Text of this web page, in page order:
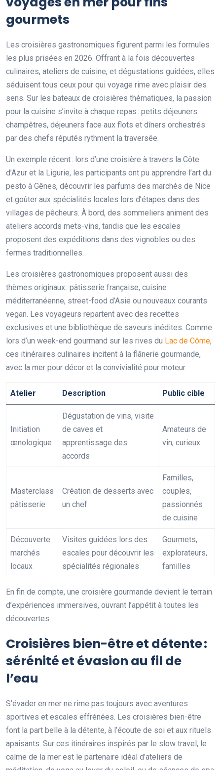
gourmets
Les croisières gastronomiques figurent parmi les formules
les plus prisées en 2026. Offrant à la fois découvertes
culinaires, ateliers de cuisine, et dégustations guidées, elles
séduisent tous ceux pour qui voyage rime avec plaisir des
sens. Sur les bateaux de croisières thématiques, la passion
pour la cuisine s’invite à chaque repas : petits déjeuners
champêtres, déjeuners face aux flots et dîners orchestrés
par des chefs réputés rythment la traversée.
Un exemple récent : lors d’une croisière à travers la Côte
d’Azur et la Ligurie, les participants ont pu apprendre l’art du
pesto à Gênes, découvrir les parfums des marchés de Nice
et goûter aux spécialités locales lors d’étapes dans des
villages de pêcheurs. À bord, des sommeliers animent des
ateliers accords mets-vins, tandis que les escales
proposent des expéditions dans des vignobles ou des
fermes traditionnelles.
Les croisières gastronomiques proposent aussi des
thèmes originaux : pâtisserie française, cuisine
méditerranéenne, street-food d’Asie ou nouveaux courants
vegan. Les voyageurs repartent avec des recettes
exclusives et une bibliothèque de saveurs inédites. Comme
lors d’un week-end gourmand sur les rives du Lac de Côme,
ces itinéraires culinaires incitent à la flânerie gourmande,
avec la mer pour décor et la convivialité pour moteur.
Atelier Description Public cible
Initiation
œnologique
Dégustation de vins, visite
de caves et
apprentissage des
accords
Amateurs de
vin, curieux
Masterclass
pâtisserie
Création de desserts avec
un chef
Familles,
couples,
passionnés
de cuisine
Découverte
marchés
locaux
Visites guidées lors des
escales pour découvrir les
spécialités régionales
Gourmets,
explorateurs,
familles
En fin de compte, une croisière gourmande devient le terrain
d’expériences immersives, ouvrant l’appétit à toutes les
découvertes.
Croisières bien-être et détente :
sérénité et évasion au fil de
l’eau
S’évader en mer ne rime pas toujours avec aventures
sportives et escales effrénées. Les croisières bien-être
font la part belle à la détente, à l’écoute de soi et aux rituels
apaisants. Sur ces itinéraires inspirés par le slow travel, le
calme de la mer est le partenaire idéal d’ateliers de